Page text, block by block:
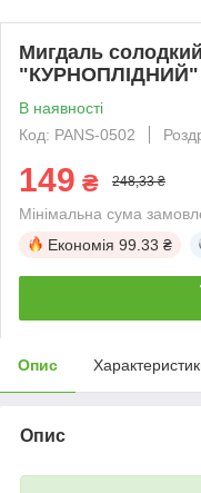
Мигдаль
"КУРНОПЛІДНИЙ"
В наявності
Код: PANS-0502
149 ₴ 248,33 ₴
Мінімальна сума
Економія 99.33 ₴
Опис
Опис